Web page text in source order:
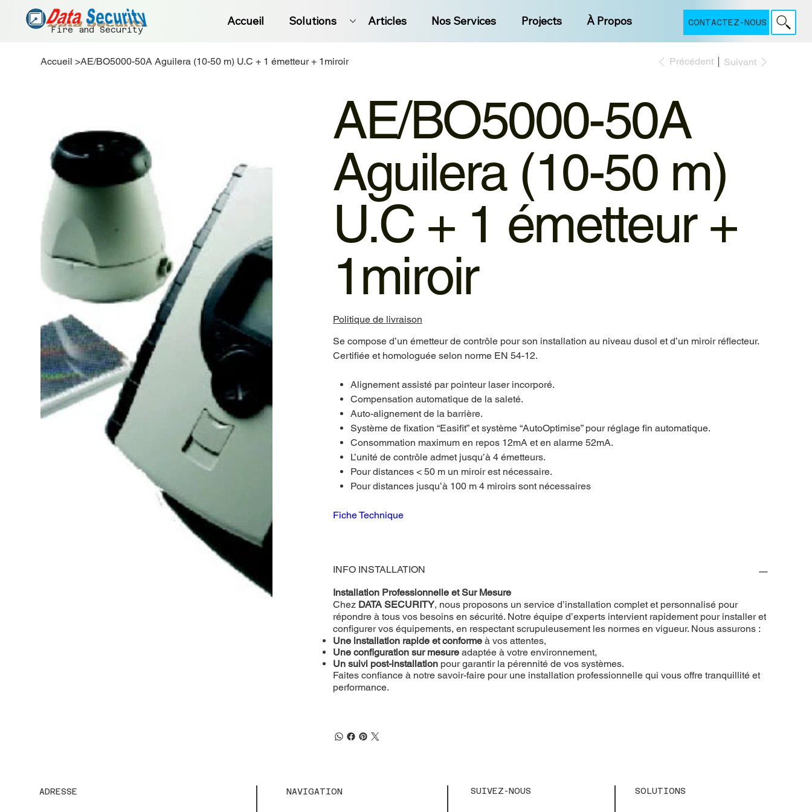
Fire and Security
Accueil Solutions Articles Nos Services Projects À Propos CONTACTEZ-NOUS
Accueil >AE/BO5000-50A Aguilera (10-50 m) U.C + 1 émetteur + 1miroir Précédent Suivant
AE/BO5000-50A
Aguilera (10-50 m)
U.C + 1 émetteur +
1miroir
Politique de livraison
Se compose d’un émetteur de contrôle pour son installation au niveau dusol et d’un miroir réflecteur.
Certifiée et homologuée selon norme EN 54-12.
Alignement assisté par pointeur laser incorporé.
Compensation automatique de la saleté.
Auto-alignement de la barrière.
Système de fixation “Easifit” et système “AutoOptimise” pour réglage fin automatique.
Consommation maximum en repos 12mA et en alarme 52mA.
L’unité de contrôle admet jusqu’à 4 émetteurs.
Pour distances < 50 m un miroir est nécessaire.
Pour distances jusqu’à 100 m 4 miroirs sont nécessaires
Fiche Technique
INFO INSTALLATION
Installation Professionnelle et Sur Mesure
Chez DATA SECURITY, nous proposons un service d’installation complet et personnalisé pour
répondre à tous vos besoins en sécurité. Notre équipe d’experts intervient rapidement pour installer et
configurer vos équipements, en respectant scrupuleusement les normes en vigueur. Nous assurons :
Une installation rapide et conforme à vos attentes,
Une configuration sur mesure adaptée à votre environnement,
Un suivi post-installation pour garantir la pérennité de vos systèmes.
Faites confiance à notre savoir-faire pour une installation professionnelle qui vous offre tranquillité et
performance.
ADRESSE NAVIGATION SUIVEZ-NOUS SOLUTIONS